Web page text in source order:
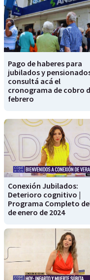
Pago de haberes para
jubilados y
consultá acá el
cronograma de cobro
febrero
Conexión Jubilados:
Deterioro cognitivo |
Programa Completo
de enero de 2024